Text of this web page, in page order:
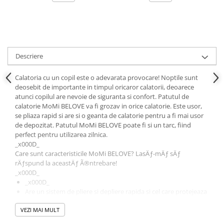
Descriere
Calatoria cu un copil este o adevarata provocare! Noptile sunt
deosebit de importante in timpul oricaror calatorii, deoarece
atunci copilul are nevoie de siguranta si confort. Patutul de
calatorie MoMi BELOVE va fi grozav in orice calatorie. Este usor,
se pliaza rapid si are si o geanta de calatorie pentru a fi mai usor
de depozitat. Patutul MoMi BELOVE poate fi si un tarc, fiind
perfect pentru utilizarea zilnica.
_x000D_
Care sunt caracteristicile MoMi BELOVE? LasÄƒ-mÄƒ sÄƒ
rÄƒspund la aceastÄƒ Ã®ntrebare!
_x000D_
_x000D_
de plierea spontana
_x000D_
VEZI MAI MULT